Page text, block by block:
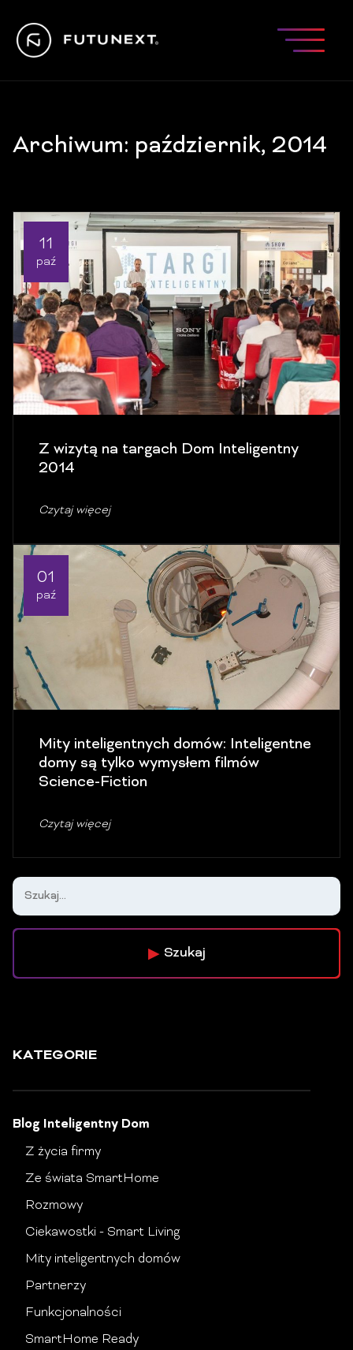
Archiwum: październik, 2014
11
paź
Z wizytą na targach Dom Inteligentny
2014
Czytaj więcej
01
paź
Mity inteligentnych domów: Inteligentne
domy są tylko wymysłem filmów
Science-Fiction
Czytaj więcej
Szukaj
KATEGORIE
Blog Inteligentny Dom
Z życia firmy
Ze świata SmartHome
Rozmowy
Ciekawostki - Smart Living
Mity inteligentnych domów
Partnerzy
Funkcjonalności
SmartHome Ready